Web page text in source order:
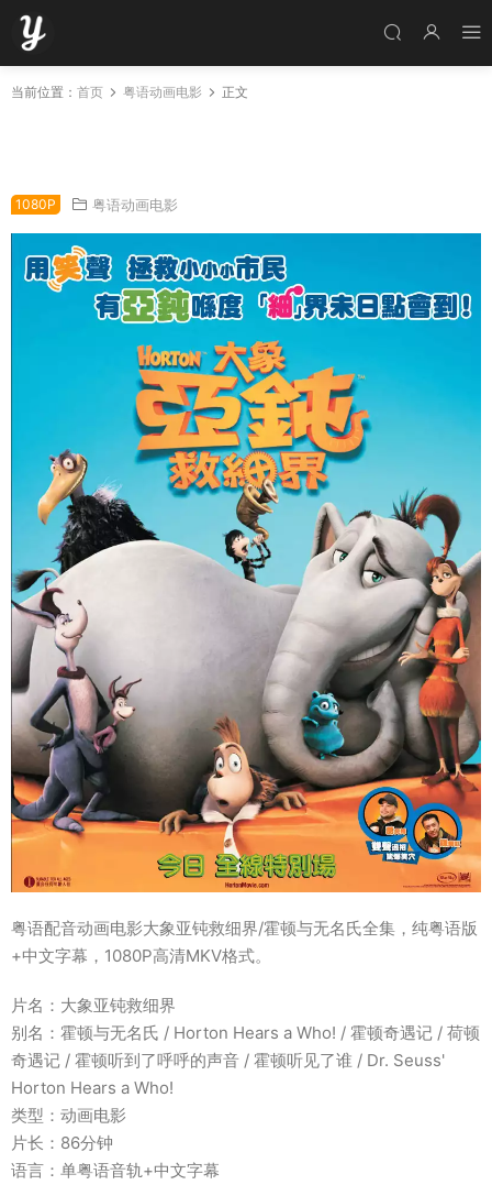
当前位置： 首页 粤语动画电影 正文
1080P 粤语动画电影
粤语配音动画电影大象亚钝救细界/霍顿与无名氏全集，纯粤语版
+中文字幕，1080P高清MKV格式。
片名：大象亚钝救细界
别名：霍顿与无名氏 / Horton Hears a Who! / 霍顿奇遇记 / 荷顿
奇遇记 / 霍顿听到了呼呼的声音 / 霍顿听见了谁 / Dr. Seuss'
Horton Hears a Who!
类型：动画电影
片长：86分钟
语言：单粤语音轨+中文字幕